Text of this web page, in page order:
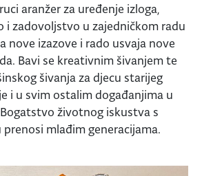
aranžer za uređenje izloga,
i zadovoljstvo u zajedničkom radu
nove izazove i rado usvaja nove
Bavi se kreativnim šivanjem te
šivanja za djecu starijeg
i u svim ostalim događanjima u
životnog iskustva s
mlađim generacijama.